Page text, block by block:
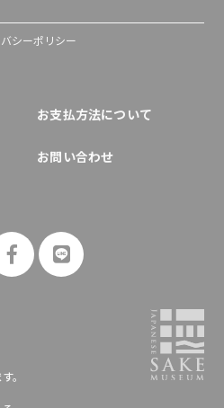
シーポリシー
お支払方法について
お問い合わせ
。